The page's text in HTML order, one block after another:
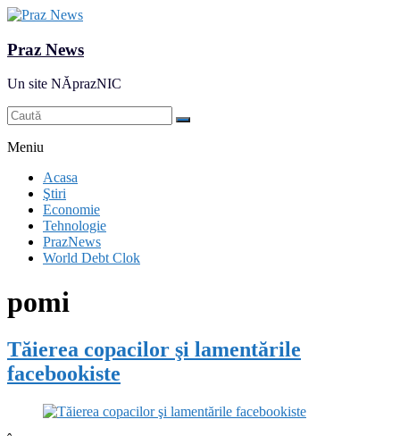
Praz News
Un site NĂprazNIC
Meniu
Acasa
Ştiri
Economie
Tehnologie
PrazNews
World Debt Clok
pomi
Tăierea copacilor şi lamentările
facebookiste